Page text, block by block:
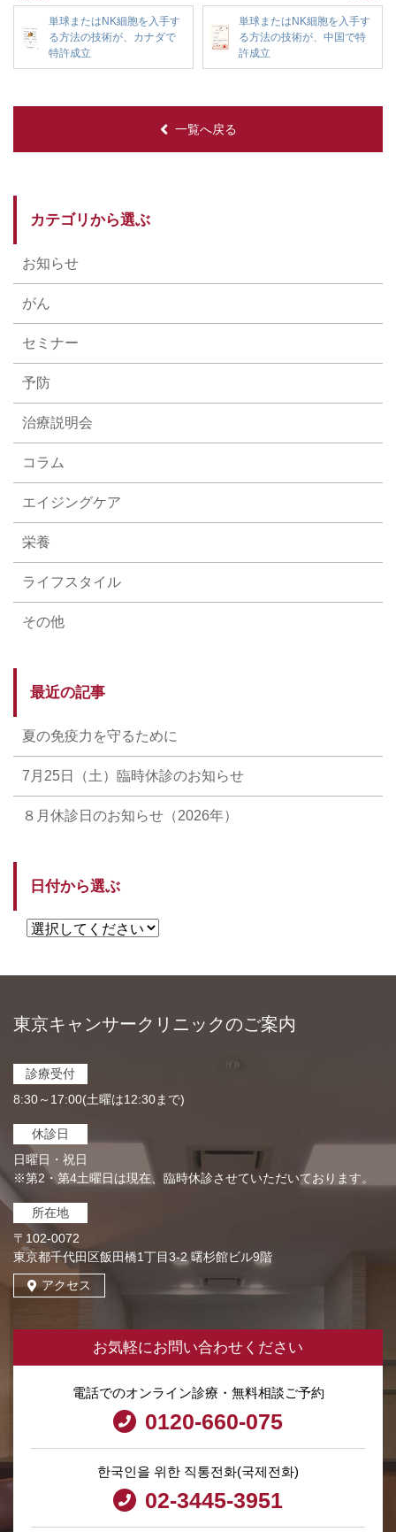
単球またはNK細胞を入手す
る方法の技術が、カナダで
特許成立
単球またはNK細胞を入手す
る方法の技術が、中国で特
許成立
一覧へ戻る
カテゴリから選ぶ
お知らせ
がん
セミナー
予防
治療説明会
コラム
エイジングケア
栄養
ライフスタイル
その他
最近の記事
夏の免疫力を守るために
7月25日（土）臨時休診のお知らせ
８月休診日のお知らせ（2026年）
日付から選ぶ
東京キャンサークリニックのご案内
診療受付
8:30～17:00(土曜は12:30まで)
休診日
日曜日・祝日
※第2・第4土曜日は現在、臨時休診させていただいております。
所在地
〒102-0072
東京都千代田区飯田橋1丁目3-2 曙杉館ビル9階
アクセス
お気軽にお問い合わせください
電話でのオンライン診療・無料相談ご予約
0120-660-075
한국인을 위한 직통전화(국제전화)
02-3445-3951